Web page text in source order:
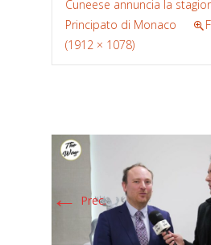
Cuneese annuncia la
Principato di Monaco
(1912 × 1078)
← Prec.